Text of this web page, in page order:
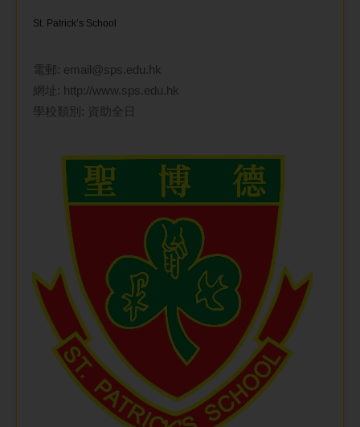
St. Patrick’s School
電郵: email@sps.edu.hk
網址: http://www.sps.edu.hk
學校類別: 資助全日